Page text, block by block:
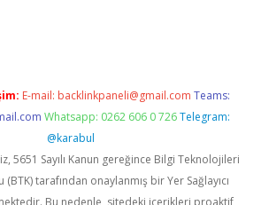
E-mail: backlinkpaneli@gmail.com Teams:
Whatsapp: 0262 606 0 726 Telegram:
@karabul
5651 Sayılı Kanun gereğince Bilgi Teknolojileri
tarafından onaylanmış bir Yer Sağlayıcı
Bu nedenle, sitedeki içerikleri proaktif